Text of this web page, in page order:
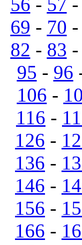
69 - 70 -
82 - 83 -
95 - 96
106 -
116 -
126 -
136 -
146 -
156 -
166 -